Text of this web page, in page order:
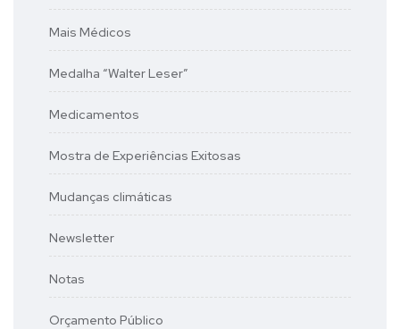
Mais Médicos
Medalha “Walter Leser”
Medicamentos
Mostra de Experiências Exitosas
Mudanças climáticas
Newsletter
Notas
Orçamento Público